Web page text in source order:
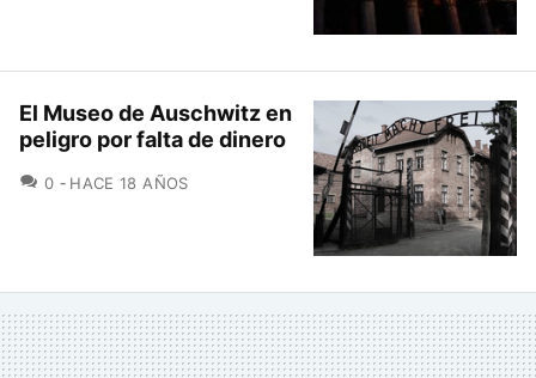
El Museo de Auschwitz en
peligro por falta de dinero
0 COMENTARIOS
HACE 18 AÑOS